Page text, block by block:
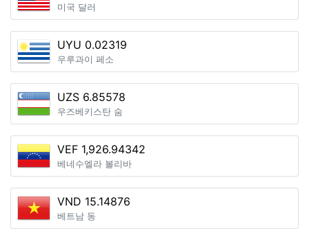
미국 달러
UYU 0.02319
우루과이 페소
UZS 6.85578
우즈베키스탄 숨
VEF 1,926.94342
베네수엘라 볼리바
VND 15.14876
베트남 동